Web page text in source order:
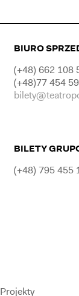
BIURO
(+48) 662 108
(+48)77 454
BILETY
(+48) 795 455
Projekty